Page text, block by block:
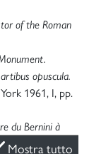
of the Roman
opuscula.
1961, I, pp.
du Bernini à
2.
Mostra tutto